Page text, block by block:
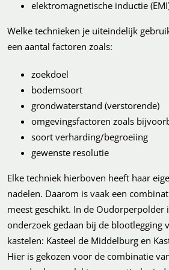
elektromagnetische inductie
Welke technieken je uiteindelijk
een aantal factoren zoals:
zoekdoel
bodemsoort
grondwaterstand (verstorende)
omgevingsfactoren zoals
soort verharding/begroeiing
gewenste resolutie
Elke techniek hierboven heeft haar
nadelen. Daarom is vaak een
meest geschikt. In de Oudorperpolder
onderzoek gedaan bij de blootlegging
kastelen: Kasteel de Middelburg en
Hier is gekozen voor de combinatie